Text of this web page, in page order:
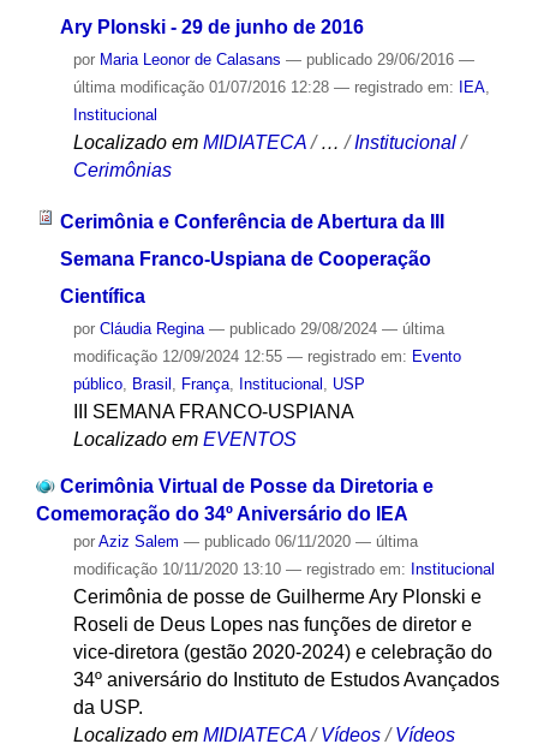
Ary Plonski - 29 de junho de 2016
por Maria Leonor de Calasans — publicado29/06/2016 —
última modificação01/07/2016 12:28 — registrado em: IEA,
Institucional
Localizado em MIDIATECA / …/Institucional /
Cerimônias
Cerimônia e Conferência de Abertura da III
Semana Franco-Uspiana de Cooperação
Científica
por Cláudia Regina — publicado29/08/2024 — última
modificação12/09/2024 12:55 — registrado em: Evento
público, Brasil , França, Institucional , USP
III SEMANA FRANCO-USPIANA
Localizado em EVENTOS
Cerimônia Virtual de Posse da Diretoria e
Comemoração do 34º Aniversário do IEA
por Aziz Salem — publicado06/11/2020 — última
modificação10/11/2020 13:10 — registrado em: Institucional
Cerimônia de posse de Guilherme Ary Plonski e
Roseli de Deus Lopes nas funções de diretor e
vice-diretora (gestão 2020-2024) e celebração do
34º aniversário do Instituto de Estudos Avançados
da USP.
Localizado em MIDIATECA /Vídeos /Vídeos